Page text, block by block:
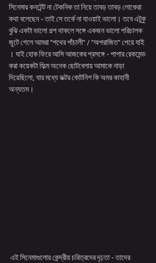
সিনেমার কনটেন্ট না টেকনিক তা নিয়ে তাবড় তাবড় লোকেরা
কথা বলেছেন - তাই সে তর্কে না যাওয়াই ভালো। তবে এটুকু
বুঝি একটা ভালো গল্প থাকলে সঙ্গে একজন ভালো পরিচালক
জুটে গেলে আমরা "পথের পাঁচালী" / "অপরাজিত" পেয়ে যাই
। যাই হোক ফিরে আসি আজকের প্রসঙ্গে - পাপার রেকমেন্ড
করা কয়েকটা ফিল্ম অনেক ছোটবেলায় আমাকে নাড়া
দিয়েছিলো, যার মধ্যে ডক্টর কোটনিশ কি অমর কাহানী
অন্যতম।